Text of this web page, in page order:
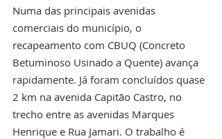
Numa das principais avenidas
comerciais do município, o
recapeamento com CBUQ (Concreto
Betuminoso Usinado a Quente) avança
rapidamente. Já foram concluídos quase
2 km na avenida Capitão Castro, no
trecho entre as avenidas Marques
Henrique e Rua Jamari. O trabalho é